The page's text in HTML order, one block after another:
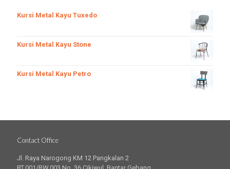
Kursi Metal Kayu Tuxedo
Kursi Metal Kayu Stone
Kursi Metal Kayu Petro
Contact Office
Jl. Raya Narogong KM 12 Pangkalan 2